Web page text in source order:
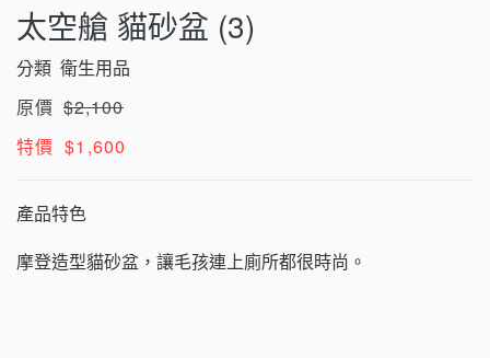
太空艙 貓砂盆 (3)
分類 衛生用品
原價 $2,100
特價 $1,600
產品特色
摩登造型貓砂盆，讓毛孩連上廁所都很時尚。